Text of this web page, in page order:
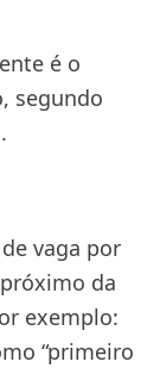
é o
segundo
vaga por
da
exemplo:
“primeiro